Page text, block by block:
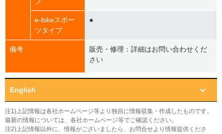
e-bikeスポー
ツタイプ
●
備考
販売・修理：詳細はお問い合わせくだ
さい
English
注1)上記情報は各社ホームページ等より独自に情報収集・作成したものです。
最新の情報については、各社ホームページ等でご確認ください。
注2)上記情報以外に、情報がございましたら、お問合せより情報提供くださ